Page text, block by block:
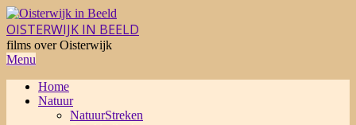
Skip
to
content
OISTERWIJK IN BEELD
films over Oisterwijk
Primary
Menu
Menu
Home
Natuur
NatuurStreken